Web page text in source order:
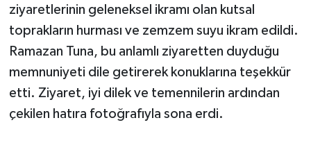
ziyaretlerinin geleneksel ikramı olan kutsal
toprakların hurması ve zemzem suyu ikram edildi.
Ramazan Tuna, bu anlamlı ziyaretten duyduğu
memnuniyeti dile getirerek konuklarına teşekkür
etti. Ziyaret, iyi dilek ve temennilerin ardından
çekilen hatıra fotoğrafıyla sona erdi.